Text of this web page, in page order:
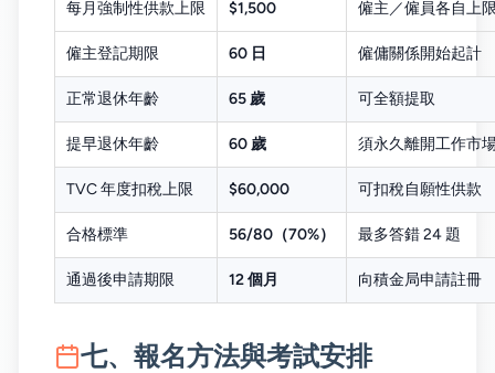
每月強制性供款上限 $1,500 僱主／僱員各自上
僱主登記期限 60 日 僱傭關係開始起計
正常退休年齡 65 歲 可全額提取
提早退休年齡 60 歲 須永久離開工作市
TVC 年度扣稅上限 $60,000 可扣稅自願性供款
合格標準 56/80（70%） 最多答錯 24 題
通過後申請期限 12 個月 向積金局申請註冊
七、報名方法與考試安排